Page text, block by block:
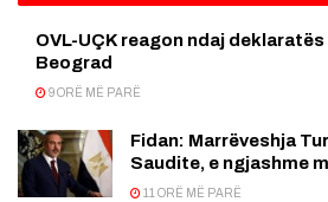
OVL-UÇK reagon ndaj
Beograd
9 ORË MË PARË
Fidan: Marrëveshja
Saudite, e ngjashme
11 ORË MË PARË